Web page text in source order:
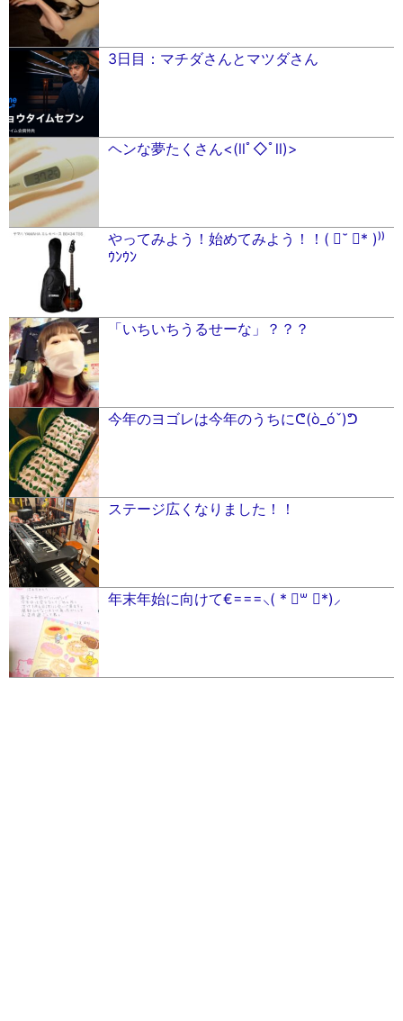
3日目：マチダさんとマツダさん
ヘンな夢たくさん<(llﾟ◇ﾟ︎ll)>
やってみよう！始めてみよう！！( ॑˘ ॑* )⁾⁾
ｳﾝｳﾝ
「いちいちうるせーな」？？？
今年のヨゴレは今年のうちにᕦ(ò_óˇ)ᕤ
ステージ広くなりました！！
年末年始に向けて€===⸜( * ॑꒳ ॑*)⸝